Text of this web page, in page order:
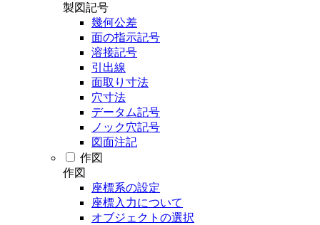
製図記号
幾何公差
面の指示記号
溶接記号
引出線
面取り寸法
穴寸法
データム記号
ノック穴記号
図面注記
作図
作図
座標系の設定
座標入力について
オブジェクトの選択